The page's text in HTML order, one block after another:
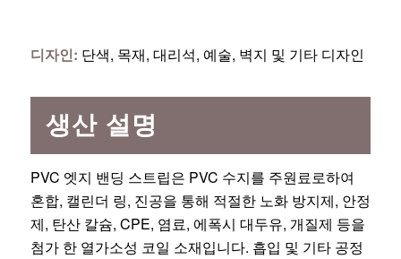
디자인: 단색, 목재, 대리석, 예술, 벽지 및 기타 디자인
생산 설명
PVC 엣지 밴딩 스트립은 PVC 수지를 주원료로하여
혼합, 캘린더 링, 진공을 통해 적절한 노화 방지제, 안정
제, 탄산 칼슘, CPE, 염료, 에폭시 대두유, 개질제 등을
첨가 한 열가소성 코일 소재입니다. 흡입 및 기타 공정